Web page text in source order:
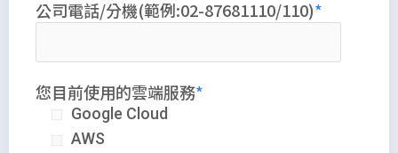
公司電話/分機(範例:02-87681110/110)
您目前使用的雲端服務
Google Cloud
AWS